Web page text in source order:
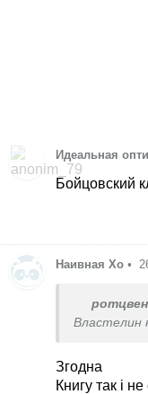
Идеальная
Бойцовский
Наивная Хо •
Властелин
Згодна
Книгу так і